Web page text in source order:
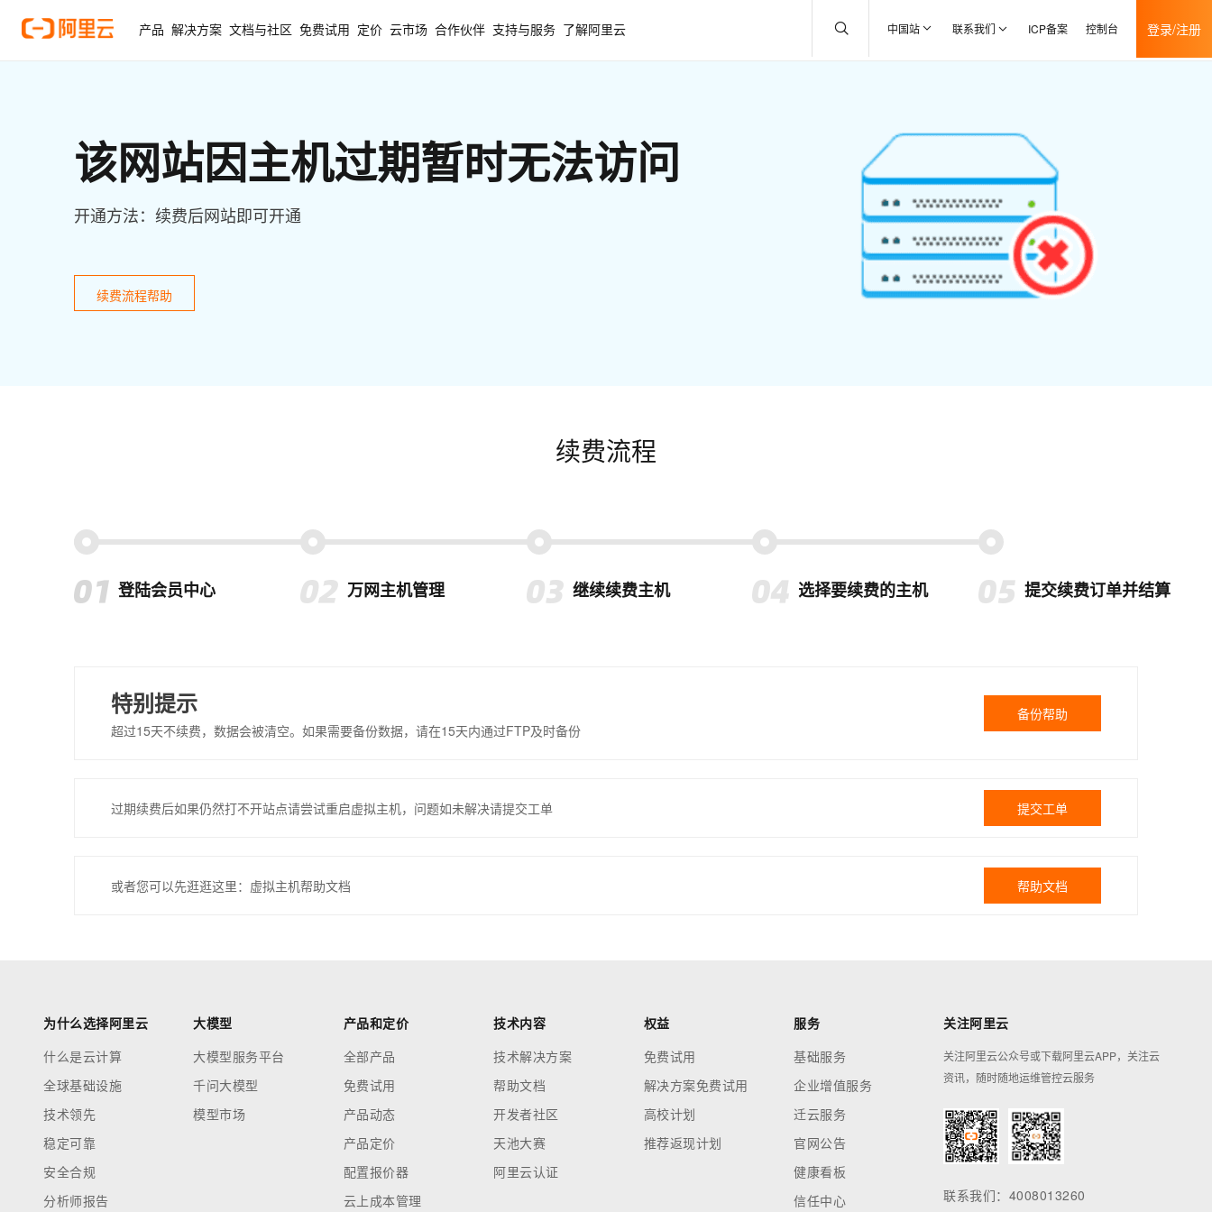
产品 解决方案 文档与社区 免费试用 定价 云市场 合作伙伴 支持与服务 了解阿里云 中国站 联系我们 ICP备案 控制台 登录/注册
该网站因主机过期暂时无法访问
开通方法：续费后网站即可开通
续费流程帮助
续费流程
登陆会员中心 万网主机管理 继续续费主机 选择要续费的主机 提交续费订单并结算
特别提示
超过15天不续费，数据会被清空。如果需要备份数据，请在15天内通过FTP及时备份
备份帮助
过期续费后如果仍然打不开站点请尝试重启虚拟主机，问题如未解决请提交工单 提交工单
或者您可以先逛逛这里：虚拟主机帮助文档 帮助文档